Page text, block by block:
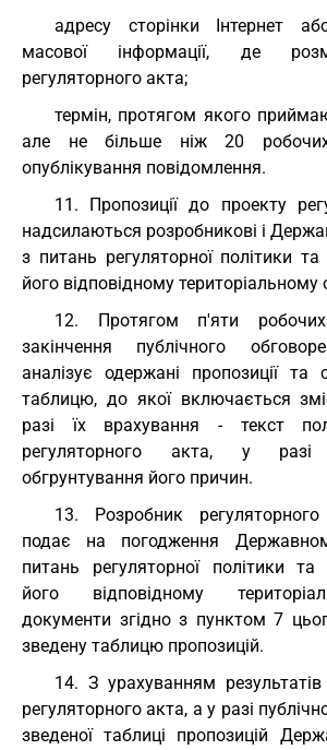
адресу сторінки Інтернет
масової інформації, де
регуляторного акта;
термін, протягом якого
але не більше ніж 20
опублікування повідомлення.
11. Пропозиції до проекту
надсилаються розробникові і
з питань регуляторної політики
його відповідному територіальному
12. Протягом п'яти
закінчення публічного
аналізує одержані пропозиції та
таблицю, до якої включається
разі їх врахування - текст
регуляторного акта, у
обгрунтування його причин.
13. Розробник
подає на погодження
питань регуляторної політики та
його відповідному
документи згідно з пунктом 7
зведену таблицю пропозицій.
14. З урахуванням результатів
регуляторного акта, а у разі
зведеної таблиці пропозицій